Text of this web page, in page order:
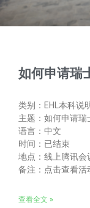
如何申请瑞
类别：EHL本科说
主题：如何申请瑞
语言：中文
时间：已结束
地点：线上腾讯会
备注：点击查看活
查看全文 »